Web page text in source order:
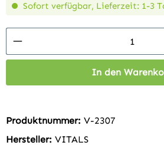
Sofort verfügbar, Lieferzeit: 1-3
Produkt Anzahl: Gib den
In den
Produktnummer: V-2307
Hersteller: VITALS